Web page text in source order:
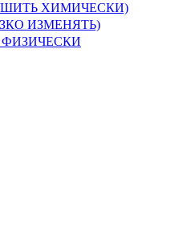
ХИМИЧЕСКИ)
ИЗМЕНЯТЬ)